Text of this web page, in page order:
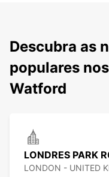
Descubra as
populares
Watford
LONDRES PARK
LONDON - UNITED